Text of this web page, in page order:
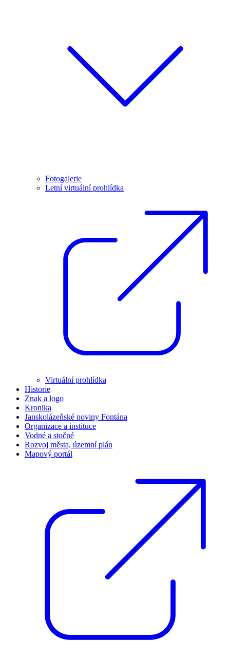
Fotogalerie
Letní virtuální prohlídka
Virtuální prohlídka
Historie
Znak a logo
Kronika
Janskolázeňské noviny Fontána
Organizace a instituce
Vodné a stočné
Rozvoj města, územní plán
Mapový portál